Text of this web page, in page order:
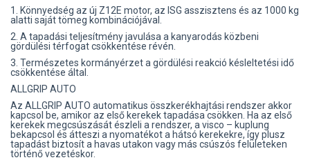
1. Könnyedség az új Z12E motor, az ISG asszisztens és az 1000 kg
alatti saját tömeg kombinációjával.
2. A tapadási teljesítmény javulása a kanyarodás közbeni
gördülési térfogat csökkentése révén.
3. Természetes kormányérzet a gördülési reakció késleltetési idő
csökkentése által.
ALLGRIP AUTO
Az ALLGRIP AUTO automatikus összkerékhajtási rendszer akkor
kapcsol be, amikor az első kerekek tapadása csökken. Ha az első
kerekek megcsúszását észleli a rendszer, a visco – kuplung
bekapcsol és átteszi a nyomatékot a hátsó kerekekre, így plusz
tapadást biztosít a havas utakon vagy más csúszós felületeken
történő vezetéskor.